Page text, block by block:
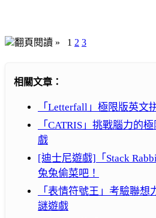
翻頁閱讀 » 1 2 3
相關文章：
「Letterfall」極限版英文
「CATRIS」挑戰腦力的
戲
[迪士尼遊戲]「Stack
兔兔偷菜吧！
「表情符號王」考驗聯
謎遊戲